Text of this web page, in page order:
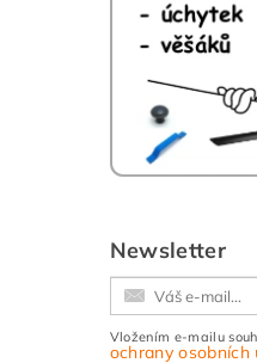
Newsletter
Vložením e-mailu
ochrany osobních